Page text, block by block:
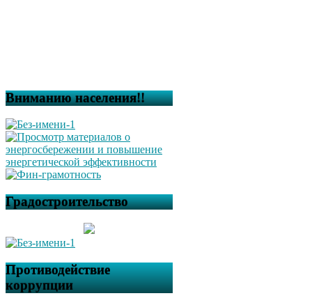
Вниманию населения!!
Градостроительство
Противодействие
коррупции